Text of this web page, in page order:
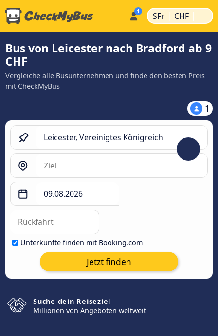
SFr | CHF |
Bus von Leicester nach Bradford ab 9
CHF
Vergleiche alle Busunternehmen und finde den besten Preis
mit CheckMyBus
1
Unterkünfte finden mit Booking.com
Jetzt finden
Suche dein Reiseziel
Millionen von Angeboten weltweit